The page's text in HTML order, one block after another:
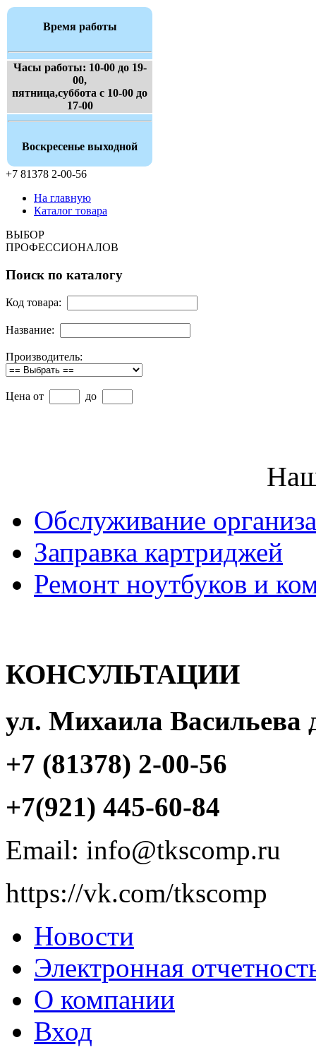
Время работы
Часы работы: 10-00 до 19-
00,
пятница,суббота с 10-00 до
17-00
Воскресенье выходной
+7 81378 2-00-56
На главную
Каталог товара
ВЫБОР
ПРОФЕССИОНАЛОВ
Поиск по каталогу
Код товара:
Название:
Производитель:
Цена от до
Обслуживание
Заправка картриджей
Ремонт ноутбуков и
КОНСУЛЬТАЦИИ
ул. Михаила Васильева
+7 (81378) 2-00-56
+7(921) 445-60-84
Email: info@tkscomp.ru
https://vk.com/tkscomp
Новости
Электронная
О компании
Вход